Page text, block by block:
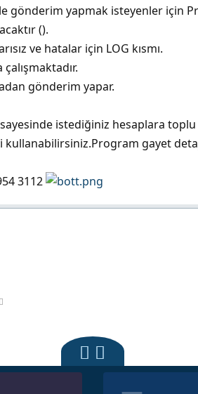
gönderim yapmak isteyenler için
().
ve hatalar için LOG kısmı.
gönderim yapar.
istediğiniz hesaplara
gayet
3112